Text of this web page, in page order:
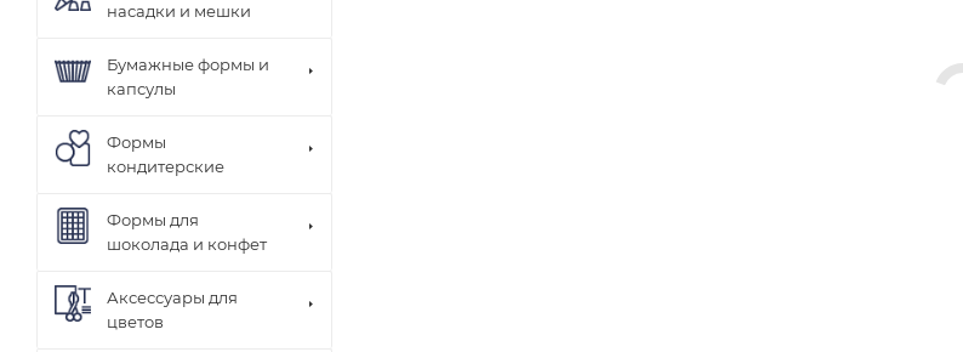
насадки и мешки
Бумажные формы и
капсулы
Формы
кондитерские
Формы для
шоколада и конфет
Аксессуары для
цветов